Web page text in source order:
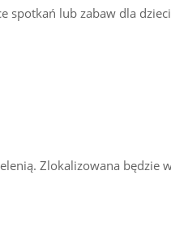
spotkań lub zabaw dla
Zlokalizowana